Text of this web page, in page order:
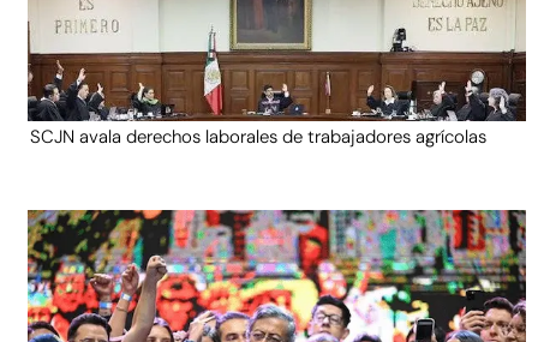
SCJN avala derechos laborales de trabajadores agrícolas